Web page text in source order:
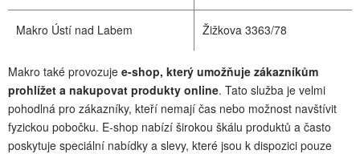
Makro Ústí nad Labem Žižkova 3363/78
Makro také provozuje e-shop, který umožňuje zákazníkům
prohlížet a nakupovat produkty online. Tato služba je velmi
pohodlná pro zákazníky, kteří nemají čas nebo možnost navštívit
fyzickou pobočku. E-shop nabízí širokou škálu produktů a často
poskytuje speciální nabídky a slevy, které jsou k dispozici pouze